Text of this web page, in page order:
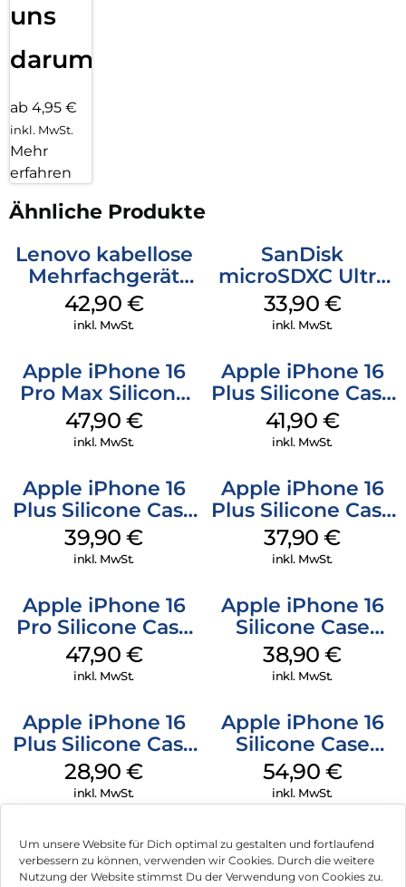
Um unsere Website für Dich optimal zu gestalten und fortlaufend
verbessern zu können, verwenden wir Cookies. Durch die weitere
Nutzung der Website stimmst Du der Verwendung von Cookies zu.
uns
darum!
ab 4,95 €
inkl. MwSt.
Mehr
erfahren
Ähnliche Produkte
Lenovo kabellose
Mehrfachgerät
Luna Grey
42,90 €
inkl. MwSt.
SanDisk
microSDXC Ultra
128 GB + Adapter
Mobile
33,90 €
inkl. MwSt.
Apple iPhone 16
Pro Max Silicone
Case MagSafe
Black
47,90 €
inkl. MwSt.
Apple iPhone 16
Plus Silicone Case
MagSafe Stone
Gray
41,90 €
inkl. MwSt.
Apple iPhone 16
Plus Silicone Case
MagSafe Plum
39,90€
inkl. MwSt.
Apple iPhone 16
Plus Silicone Case
MagSafe Lake
Green
37,90€
inkl. MwSt.
Apple iPhone 16
Pro Silicone Case
MagSafe Denim
47,90 €
inkl. MwSt.
Apple iPhone 16
Silicone Case
MagSafe
Ultramarine
38,90€
inkl. MwSt.
Apple iPhone 16
Plus Silicone Case
MagSafe Black
28,90€
inkl. MwSt.
Apple iPhone 16
Silicone Case
MagSafe Lake
Green
54,90 €
inkl. MwSt.